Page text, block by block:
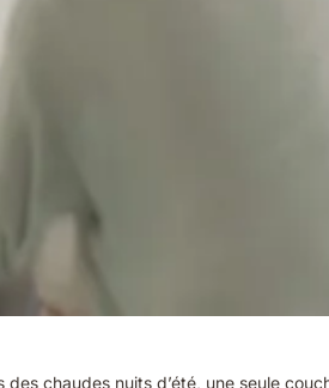
chaudes nuits d’été, une seule